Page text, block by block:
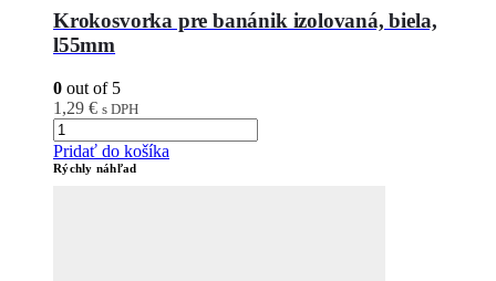
Krokosvorka pre banánik izolovaná, biela,
l55mm
0 out of 5
1,29 € s DPH
Pridať do košíka
Rýchly náhľad